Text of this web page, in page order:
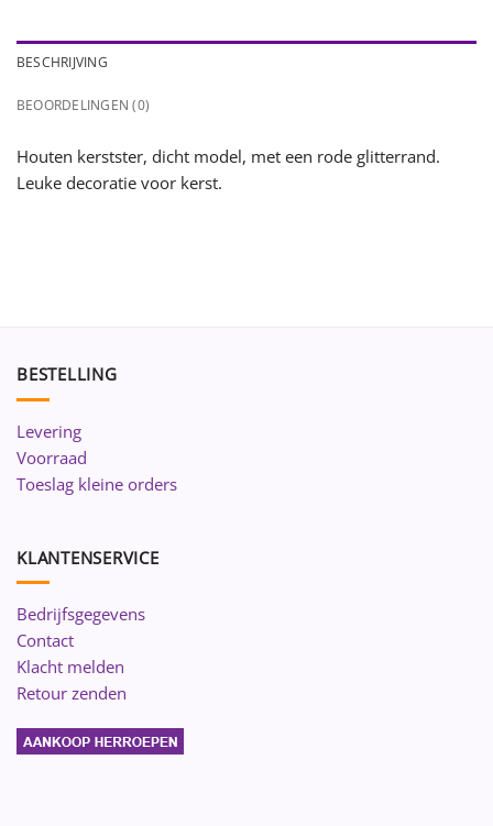
BESCHRIJVING
BEOORDELINGEN (0)
Houten kerstster, dicht model, met een rode glitterrand.
Leuke decoratie voor kerst.
BESTELLING
Levering
Voorraad
Toeslag kleine orders
KLANTENSERVICE
Bedrijfsgegevens
Contact
Klacht melden
Retour zenden